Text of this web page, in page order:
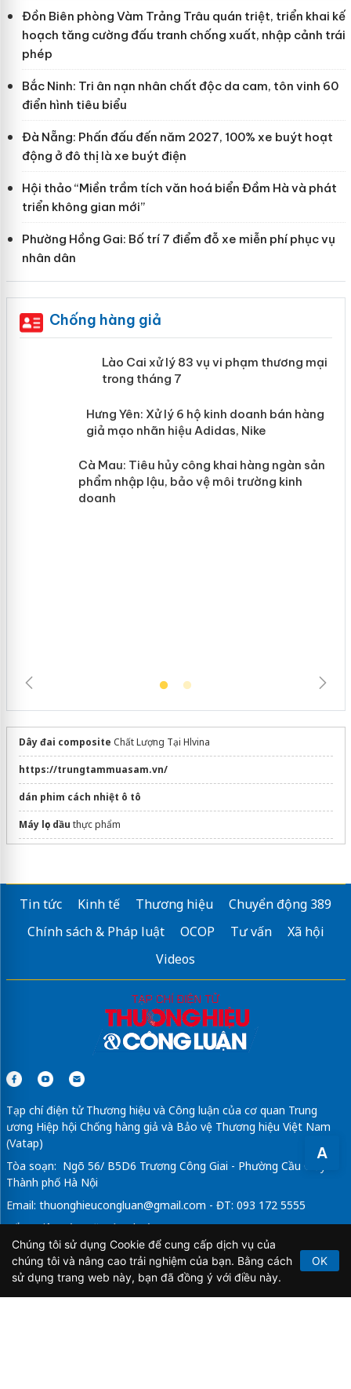
A
Đồn Biên phòng Vàm Trảng Trâu quán triệt, triển khai kế
hoạch tăng cường đấu tranh chống xuất, nhập cảnh trái
phép
Bắc Ninh: Tri ân nạn nhân chất độc da cam, tôn vinh 60
điển hình tiêu biểu
Đà Nẵng: Phấn đấu đến năm 2027, 100% xe buýt hoạt
động ở đô thị là xe buýt điện
Hội thảo “Miền trầm tích văn hoá biển Đầm Hà và phát
triển không gian mới”
Phường Hồng Gai: Bố trí 7 điểm đỗ xe miễn phí phục vụ
nhân dân
Chống hàng giả
Lào Cai xử lý 83 vụ vi phạm thương
mại trong tháng 7
Hưng Yên: Xử lý 6 hộ kinh doanh bán
hàng giả mạo nhãn hiệu Adidas, Nike
Dây đai composite Chất Lượng Tại Hlvina
https://trungtammuasam.vn/
dán phim cách nhiệt ô tô
Máy lọc dầu thực phẩm
tank ibc 1000 lit schutz
Sửa máy rửa bát bosch
Tin tức Kinh tế Thương hiệu
Chuyển động 389
Chính sách & Pháp luật
OCOP Tư vấn
Xã hội
Videos
Tạp chí điện tử Thương hiệu và Công luận của cơ quan Trung
ương Hiệp hội Chống hàng giả và Bảo vệ Thương hiệu Việt Nam
(Vatap)
Tòa soạn: Ngõ 56/ B5D6 Trương Công Giai - Phường Cầu Giấy -
Thành phố Hà Nội
Email: thuonghieucongluan@gmail.com - ĐT: 093 172 5555
Tổng Biên Tập: Vũ Đức Thuận
Giấy phép hoạt động báo chí điện tử số 64/GP-BTTTT do Bộ
Thông tin và Truyền thông cấp ngày 21/2/2020.
Chúng tôi sử dụng Cookie để cung cấp dịch vụ của
chúng tôi và nâng cao trải nghiệm của bạn. Bằng cách
sử dụng trang web này, bạn đã đồng ý với điều này.
OK